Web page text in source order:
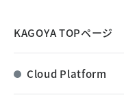
KAGOYA TOPページ
Cloud Platform